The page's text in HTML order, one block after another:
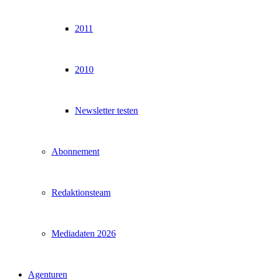
2011
2010
Newsletter testen
Abonnement
Redaktionsteam
Mediadaten 2026
Agenturen